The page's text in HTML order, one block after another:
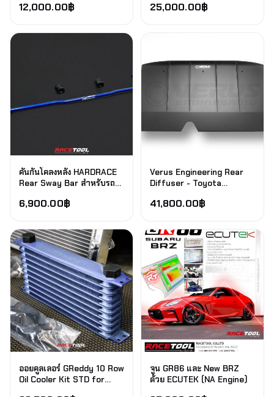
12,000.00฿ 25,000.00฿
คันกันโคลงหลัง HARDRACE
Rear Sway Bar สำหรับรถ
6,900.00฿
Verus Engineering Rear
Diffuser - Toyota
41,800.00฿
ออยคูลเลอร์ GReddy 10 Row
Oil Cooler Kit STD for
จูน GR86 และ New BRZ
ด้วย ECUTEK (NA Engine)